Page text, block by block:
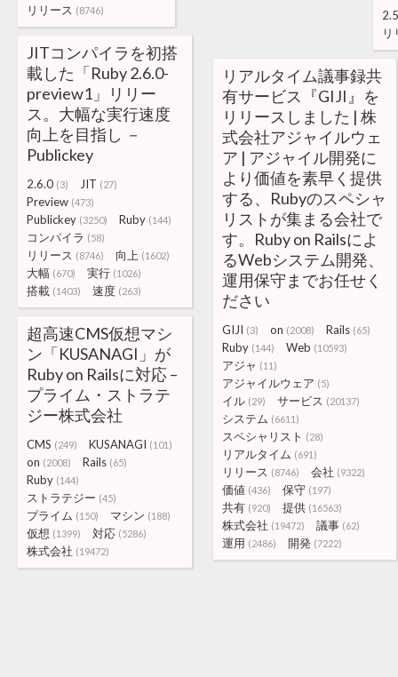
リリース (8746)
リ
JITコンパイラを初搭
載した「Ruby 2.6.0-
preview1」リリー
ス。大幅な実行速度
向上を目指し －
Publickey
2.6.0 (3) JIT (27)
Preview (473)
Publickey (3250) Ruby (144)
コンパイラ (58)
リリース (8746) 向上 (1602)
大幅 (670) 実行 (1026)
搭載 (1403) 速度 (263)
リアルタイム議事録共
有サービス『GIJI』を
リリースしました | 株
式会社アジャイルウェ
ア | アジャイル開発に
より価値を素早く提供
する、Rubyのスペシャ
リストが集まる会社で
す。Ruby on Railsによ
るWebシステム開発、
運用保守までお任せく
ださい
GIJI (3) on (2008) Rails (65)
Ruby (144) Web (10593)
アジャ (11)
アジャイルウェア (5)
イル (29) サービス (20137)
システム (6611)
スペシャリスト (28)
リアルタイム (691)
リリース (8746) 会社 (9322)
価値 (436) 保守 (197)
共有 (920) 提供 (16563)
株式会社 (19472) 議事 (62)
運用 (2486) 開発 (7222)
超高速CMS仮想マシ
ン「KUSANAGI」が
Ruby on Railsに対応 –
プライム・ストラテ
ジー株式会社
CMS (249) KUSANAGI (101)
on (2008) Rails (65)
Ruby (144)
ストラテジー (45)
プライム (150) マシン (188)
仮想 (1399) 対応 (5286)
株式会社 (19472)